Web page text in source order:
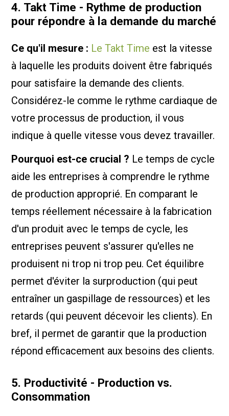
4. Takt Time - Rythme de production
pour répondre à la demande du marché
Ce qu'il mesure : Le Takt Time est la vitesse
à laquelle les produits doivent être fabriqués
pour satisfaire la demande des clients.
Considérez-le comme le rythme cardiaque de
votre processus de production, il vous
indique à quelle vitesse vous devez travailler.
Pourquoi est-ce crucial ? Le temps de cycle
aide les entreprises à comprendre le rythme
de production approprié. En comparant le
temps réellement nécessaire à la fabrication
d'un produit avec le temps de cycle, les
entreprises peuvent s'assurer qu'elles ne
produisent ni trop ni trop peu. Cet équilibre
permet d'éviter la surproduction (qui peut
entraîner un gaspillage de ressources) et les
retards (qui peuvent décevoir les clients). En
bref, il permet de garantir que la production
répond efficacement aux besoins des clients.
5. Productivité - Production vs.
Consommation